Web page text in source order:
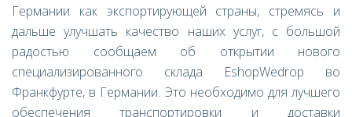
Германии как экспортирующей страны, стремясь и
дальше улучшать качество наших услуг, с большой
радостью сообщаем об открытии нового
специализированного склада EshopWedrop во
Франкфурте, в Германии. Это необходимо для лучшего
обеспечения транспортировки и доставки